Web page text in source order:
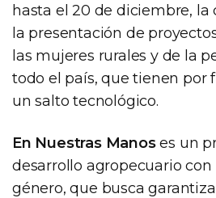
hasta el 20 de diciembre, la
la presentación de
las mujeres rurales y de la
todo el país, que tienen por
un salto tecnológico.
En Nuestras Manoses un
desarrollo agropecuario
género, que busca